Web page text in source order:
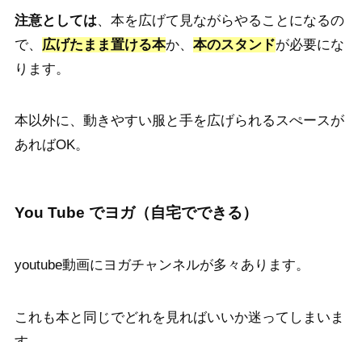
注意としては、本を広げて見ながらやることになるの
で、
広げたまま置ける本か、 本のスタンドが必要にな
ります。
本以外に、動きやすい服と手を広げられるスぺースが
あればOK。
You Tube でヨガ（自宅でできる）
youtube動画にヨガチャンネルが多々あります。
これも本と同じでどれを見ればいいか迷ってしまいま